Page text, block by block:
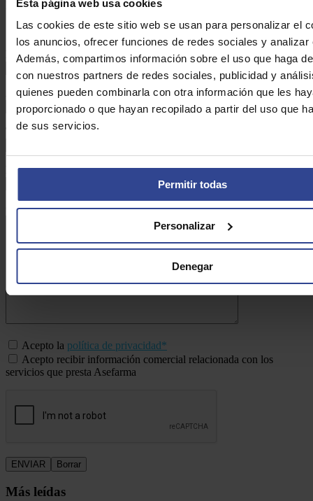
Esta página web usa cookies
Las cookies de este sitio web se usan para personalizar el
los anuncios, ofrecer funciones de redes sociales y analizar
Además, compartimos información sobre el uso que haga
con nuestros partners de redes sociales, publicidad y
quienes pueden combinarla con otra información que les
proporcionado o que hayan recopilado a partir del uso que
de sus servicios.
Permitir todas
Personalizar
Denegar
DE ASEFARMA
Nombre:*
Apellidos:*
Teléfono:*
Email:*
Consulta:*
Acepto la política de privacidad*
Acepto recibir información comercial relacionada con los
servicios que presta Asefarma
Más leídas